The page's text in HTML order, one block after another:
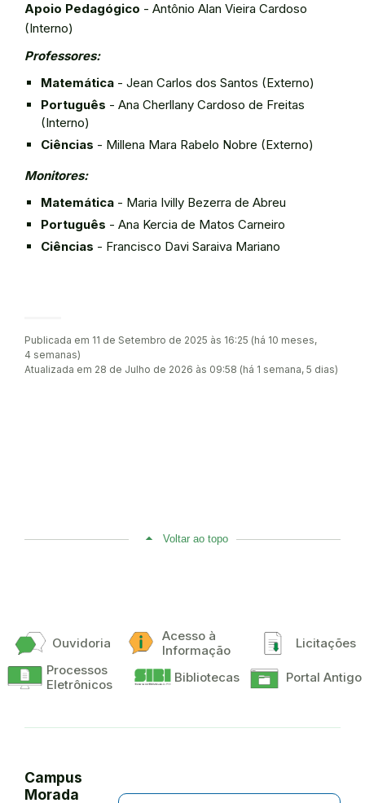
Apoio Pedagógico - Antônio Alan Vieira Cardoso
(Interno)
Professores:
Matemática - Jean Carlos dos Santos (Externo)
Português - Ana Cherllany Cardoso de Freitas
(Interno)
Ciências - Millena Mara Rabelo Nobre (Externo)
Monitores:
Matemática - Maria Ivilly Bezerra de Abreu
Português - Ana Kercia de Matos Carneiro
Ciências - Francisco Davi Saraiva Mariano
Publicada em 11 de Setembro de 2025 às 16:25 (há 10 meses,
4 semanas)
Atualizada em 28 de Julho de 2026 às 09:58 (há 1 semana, 5 dias)
Voltar ao topo
Ouvidoria
Acesso à
Informação
Licitações
Processos
Eletrônicos
Bibliotecas Portal Antigo
Campus
Morada